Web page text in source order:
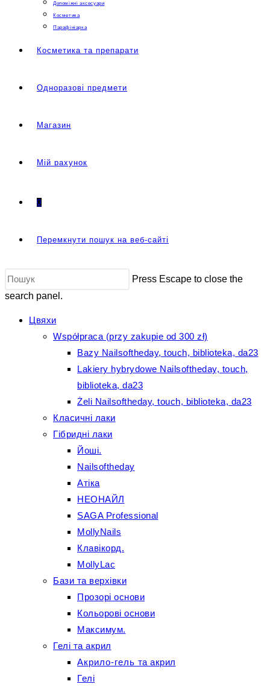
Допоміжні аксесуари
Косметика
Парафініарка
Косметика та препарати
Одноразові предмети
Магазин
Мій рахунок
0
Перемкнути пошук на веб-сайті
Press Escape to close the
search panel.
Цвяхи
Współpraca (przy zakupie od 300 zł)
Bazy Nailsoftheday, touch, biblioteka, da23
Lakiery hybrydowe Nailsoftheday, touch,
biblioteka, da23
Żeli Nailsoftheday, touch, biblioteka, da23
Класичні лаки
Гібридні лаки
Йоші.
Nailsoftheday
Атіка
НЕОНАЙЛ
SAGA Professional
MollyNails
Клавікорд.
MollyLac
Бази та верхівки
Прозорі основи
Кольорові основи
Максимум.
Гелі та акрил
Акрило-гель та акрил
Гелі